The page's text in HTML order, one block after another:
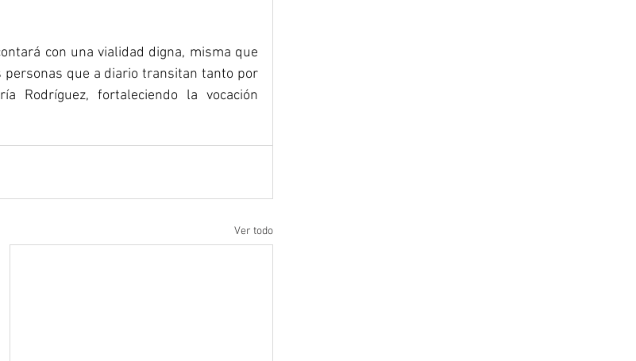
con una vialidad digna, misma que
personas que a diario transitan tanto por
Rodríguez, fortaleciendo la vocación
Ver todo